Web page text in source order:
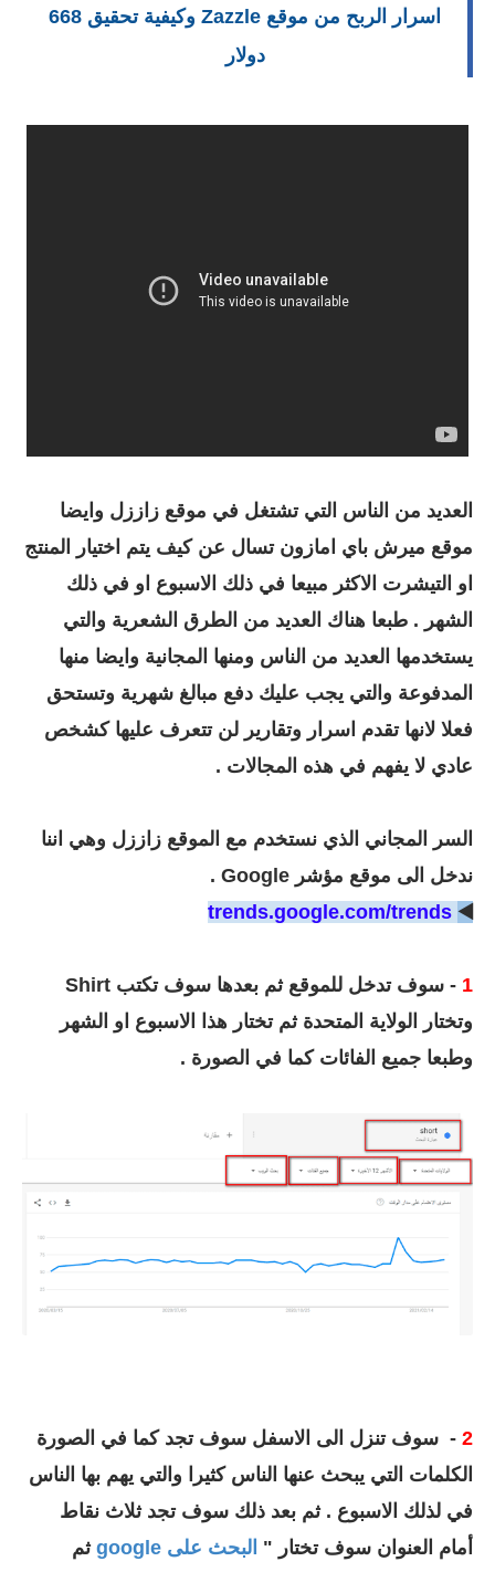
اسرار الربح من موقع Zazzle وكيفية تحقيق 668
دولار
العديد من الناس التي تشتغل في موقع زاززل وايضا
موقع ميرش باي امازون تسال عن كيف يتم اختيار المنتج
او التيشرت الاكثر مبيعا في ذلك الاسبوع او في ذلك
الشهر . طبعا هناك العديد من الطرق الشعرية والتي
يستخدمها العديد من الناس ومنها المجانية وايضا منها
المدفوعة والتي يجب عليك دفع مبالغ شهرية وتستحق
فعلا لانها تقدم اسرار وتقارير لن تتعرف عليها كشخص
عادي لا يفهم في هذه المجالات .
السر المجاني الذي نستخدم مع الموقع زاززل وهي اننا
ندخل الى موقع مؤشر Google .
◀️
trends.google.com/trends
1
- سوف تدخل للموقع ثم بعدها سوف تكتب Shirt
وتختار الولاية المتحدة ثم تختار هذا الاسبوع او الشهر
وطبعا جميع الفائات كما في الصورة .
2 - سوف تنزل الى الاسفل سوف تجد كما في الصورة
الكلمات التي يبحث عنها الناس كثيرا والتي يهم بها الناس
في لذلك الاسبوع . ثم بعد ذلك سوف تجد ثلاث نقاط
أمام العنوان سوف تختار " البحث على google
ثم